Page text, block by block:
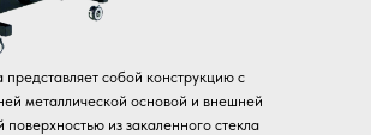
представляет собой конструкцию с
металлической основой и внешней
поверхностью из закаленного стекла